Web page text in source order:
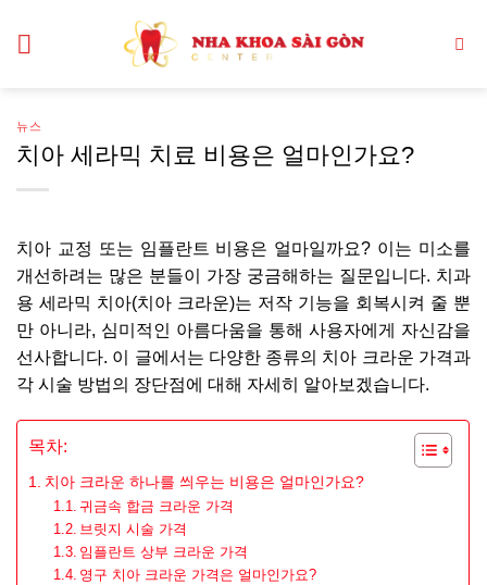
뉴스
치아 세라믹 치료 비용은 얼마인가요?
치아 교정 또는 임플란트 비용은 얼마일까요? 이는 미소를
개선하려는 많은 분들이 가장 궁금해하는 질문입니다. 치과
용 세라믹 치아(치아 크라운)는 저작 기능을 회복시켜 줄 뿐
만 아니라, 심미적인 아름다움을 통해 사용자에게 자신감을
선사합니다. 이 글에서는 다양한 종류의 치아 크라운 가격과
각 시술 방법의 장단점에 대해 자세히 알아보겠습니다.
목차:
치아 크라운 하나를 씌우는 비용은 얼마인가요?
귀금속 합금 크라운 가격
브릿지 시술 가격
임플란트 상부 크라운 가격
영구 치아 크라운 가격은 얼마인가요?